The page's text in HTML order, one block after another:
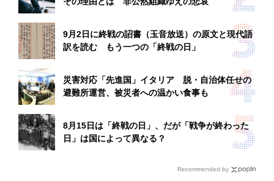
9月2日に終戦の詔書（玉音放送）の原文と現代語
訳を読む もう一つの「終戦の日」
災害対応「先進国」イタリア 脱・自治体任せの
避難所運営、被災者への温かい食事も
8月15日は「終戦の日」、だが「戦争が終わった
日」は国によって異なる？
Recommended by